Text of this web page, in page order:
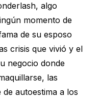
algo
momento de
de su esposo
crisis que vivió y el
negocio donde
las
autoestima a los